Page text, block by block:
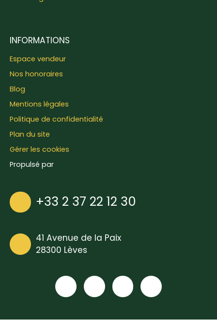
INFORMATIONS
Espace vendeur
Nos honoraires
Blog
Mentions légales
Politique de confidentialité
Plan du site
Gérer les cookies
Propulsé par
+33 2 37 22 12 30
41 Avenue de la Paix
28300 Lèves